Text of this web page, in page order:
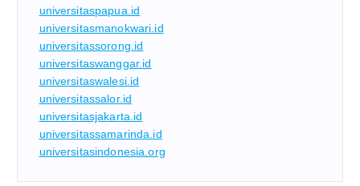
universitaspapua.id
universitasmanokwari.id
universitassorong.id
universitaswanggar.id
universitaswalesi.id
universitassalor.id
universitasjakarta.id
universitassamarinda.id
universitasindonesia.org